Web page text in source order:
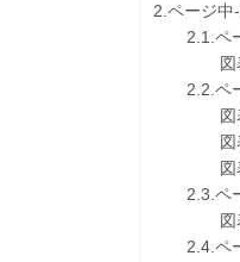
2.ページ中
2.1.ペー
図表 4
2.2.ペー
図表 5
図表 6
図表 7
2.3.ペー
図表 8
2.4.ペー